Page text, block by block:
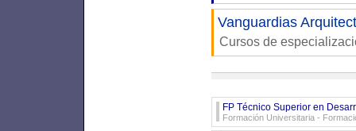
Vanguardias
Cursos de
FP Técnico Superior en
Formación Universitaria -